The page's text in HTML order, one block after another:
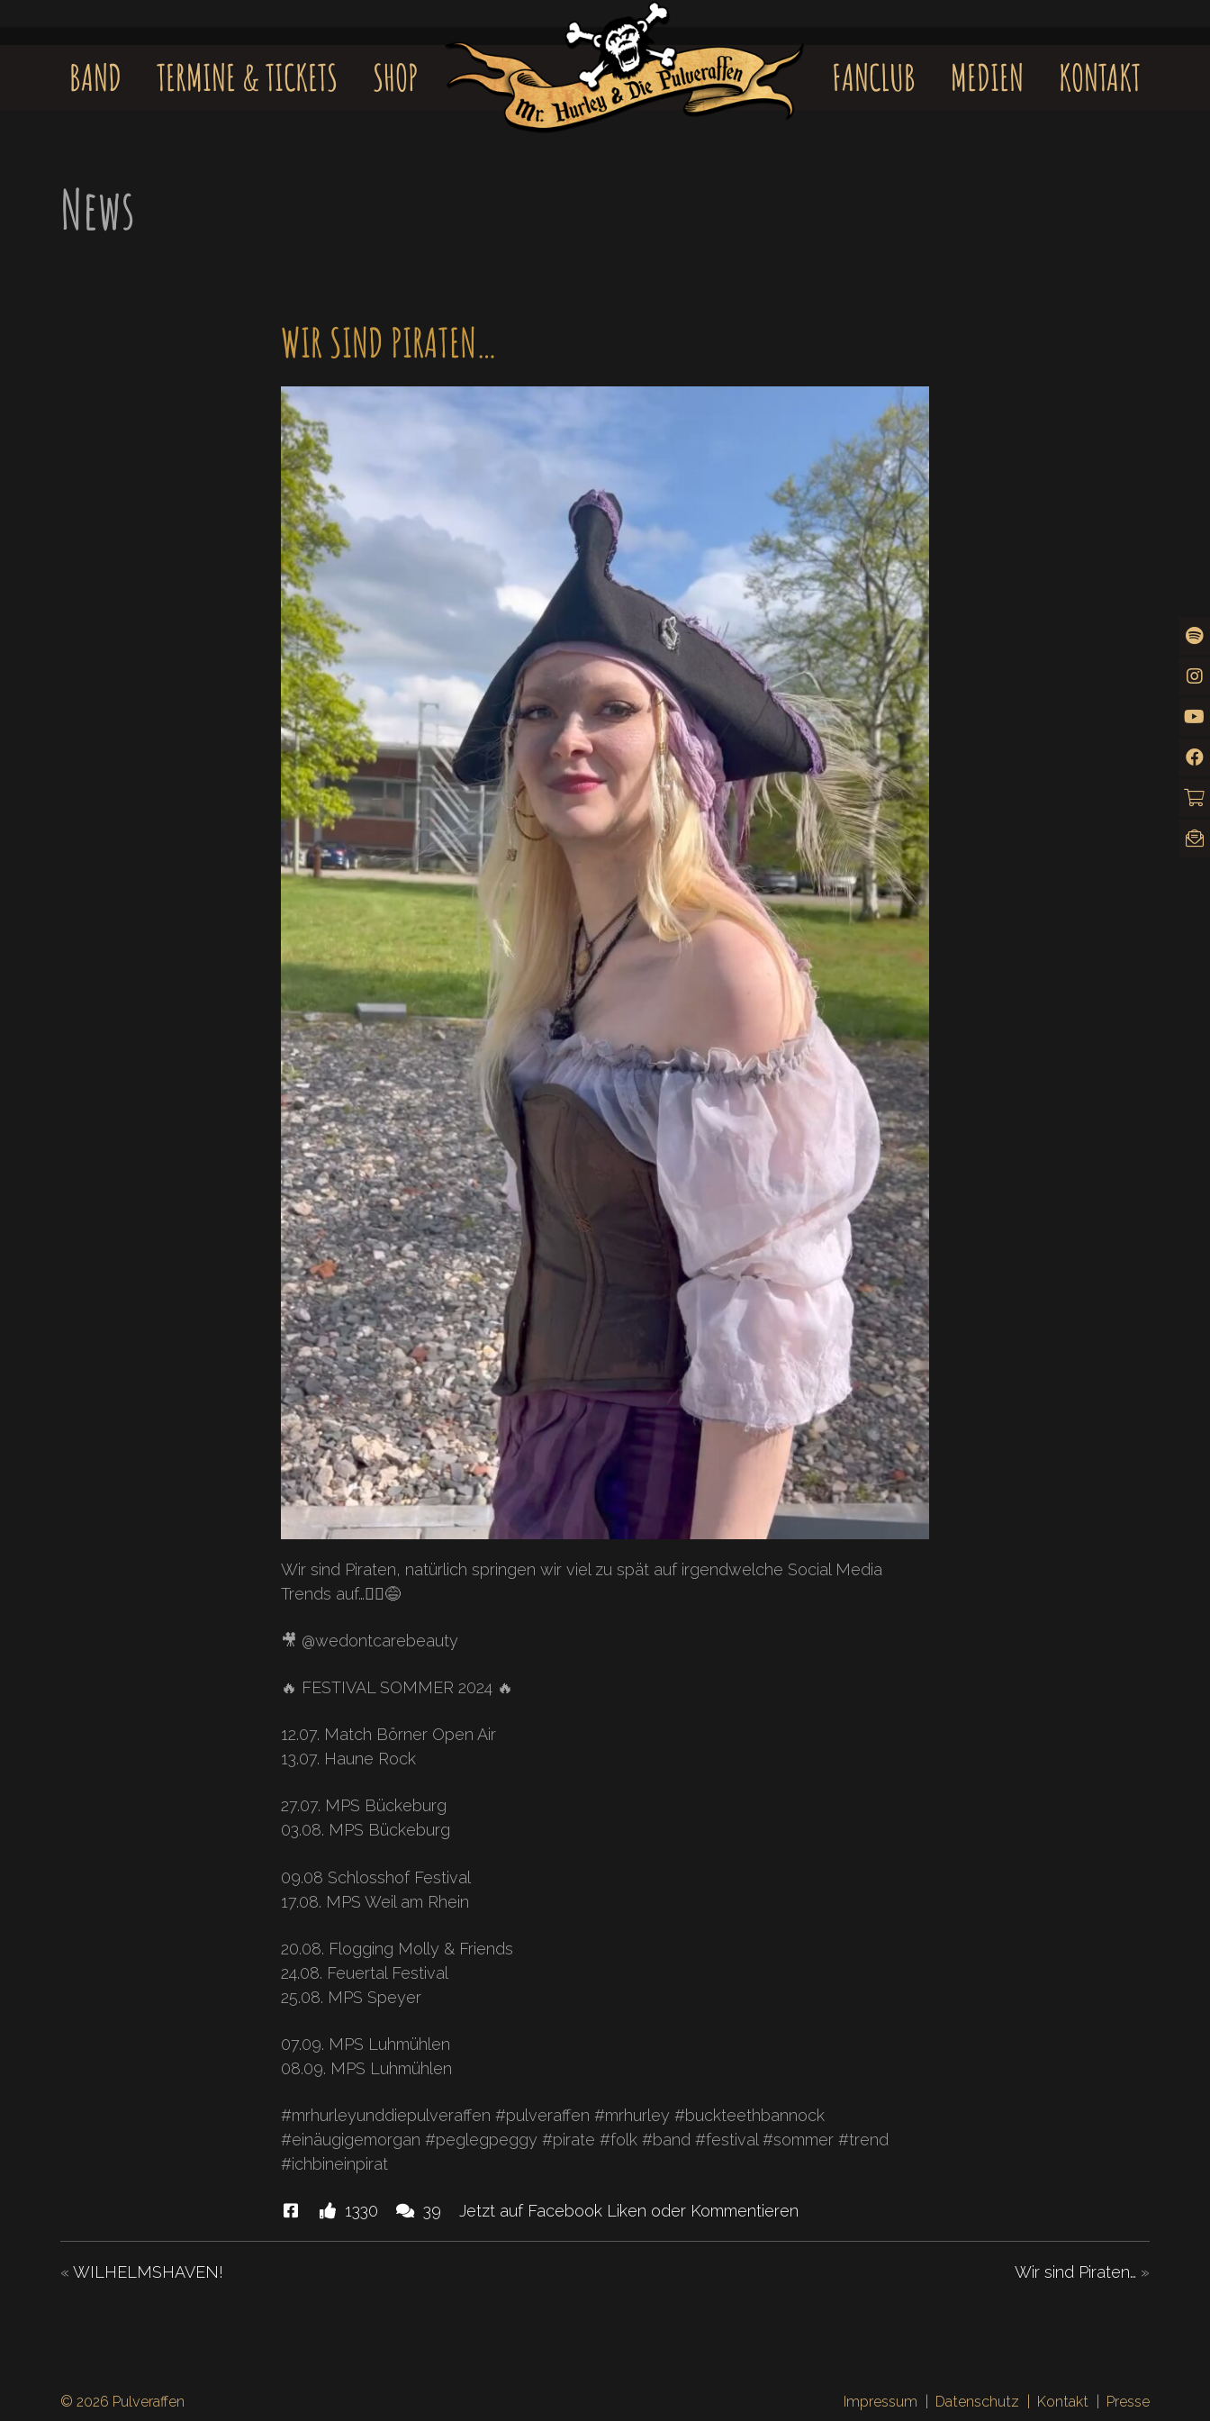
BAND TERMINE & TICKETS SHOP FANCLUB MEDIEN KONTAKT
News
WIR SIND PIRATEN…
Wir sind Piraten, natürlich springen wir viel zu spät auf irgendwelche Social Media
Trends auf…🏴‍☠️😅
🎥 @wedontcarebeauty
🔥 FESTIVAL SOMMER 2024 🔥
12.07. Match Börner Open Air
13.07. Haune Rock
27.07. MPS Bückeburg
03.08. MPS Bückeburg
09.08 Schlosshof Festival
17.08. MPS Weil am Rhein
20.08. Flogging Molly & Friends
24.08. Feuertal Festival
25.08. MPS Speyer
07.09. MPS Luhmühlen
08.09. MPS Luhmühlen
#mrhurleyunddiepulveraffen #pulveraffen #mrhurley #buckteethbannock
#einäugigemorgan #peglegpeggy #pirate #folk #band #festival #sommer #trend
#ichbineinpirat
Diese1330
Likes39 Kommentare.
Jetzt auf Facebook Liken oder Kommentieren
«WILHELMSHAVEN! Wir sind Piraten… »
© 2026 Pulveraffen Impressum Datenschutz Kontakt Presse